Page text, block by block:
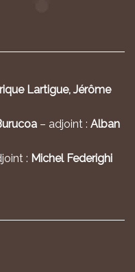
Lartigue, Jérôme
– adjoint : Alban
: Michel Federighi